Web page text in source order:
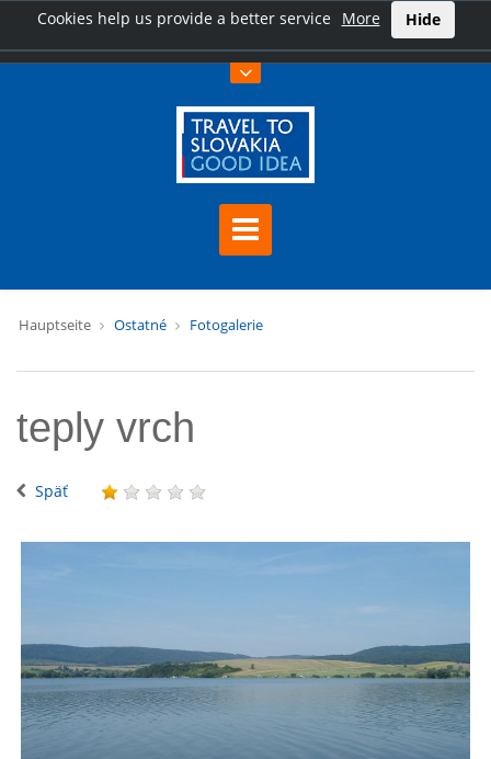
Cookies help us provide a better service More Hide
Hauptseite Ostatné Fotogalerie
teply vrch
Späť